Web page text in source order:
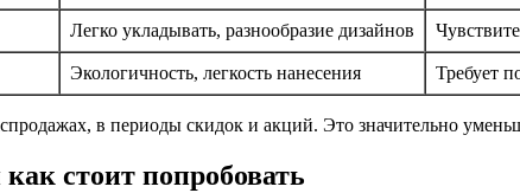
Легко укладывать, разнообразие дизайнов
Экологичность, легкость нанесения Требует
в периоды скидок и акций. Это значительно
стоит попробовать